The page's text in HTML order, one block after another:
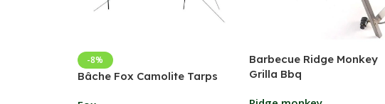
-8%
Bâche Fox Camolite Tarps
Barbecue Ridge Monkey
Grilla Bbq